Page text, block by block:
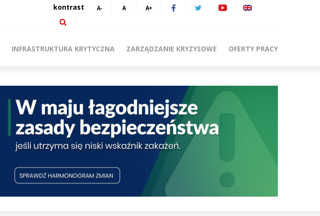
kontrast
INFRASTRUKTURA KRYTYCZNA ZARZĄDZANIE KRYZYSOWE OFERTY PRACY